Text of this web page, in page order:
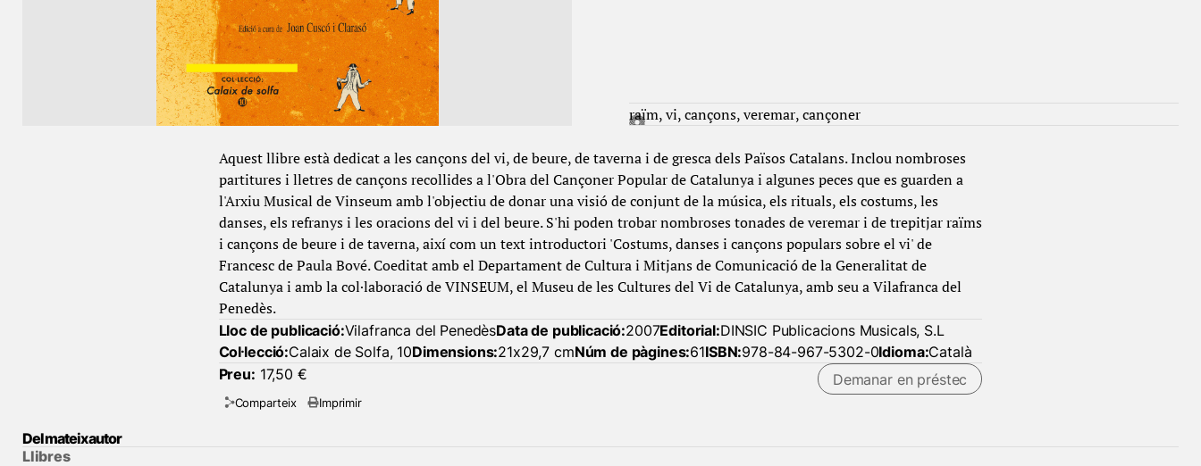
raïm vi cançons veremar cançoner
Aquest llibre està dedicat a les cançons del vi, de beure, de taverna i de gresca dels Països Catalans. Inclou nombroses
partitures i lletres de cançons recollides a l'Obra del Cançoner Popular de Catalunya i algunes peces que es guarden a
l'Arxiu Musical de Vinseum amb l'objectiu de donar una visió de conjunt de la música, els rituals, els costums, les
danses, els refranys i les oracions del vi i del beure. S'hi poden trobar nombroses tonades de veremar i de trepitjar raïms
i cançons de beure i de taverna, així com un text introductori 'Costums, danses i cançons populars sobre el vi' de
Francesc de Paula Bové. Coeditat amb el Departament de Cultura i Mitjans de Comunicació de la Generalitat de
Catalunya i amb la col·laboració de VINSEUM, el Museu de les Cultures del Vi de Catalunya, amb seu a Vilafranca del
Penedès.
Lloc de publicació:Vilafranca del PenedèsData de publicació:2007Editorial:DINSIC Publicacions Musicals, S.L
Col·lecció:Calaix de Solfa, 10Dimensions:21x29,7 cmNúm de pàgines:61ISBN:978-84-967-5302-0Idioma:Català
Preu: 17,50 € Demanar en préstec
Comparteix Imprimir
Del mateix autor
Llibres